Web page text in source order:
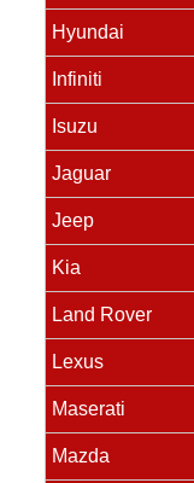
Hyundai
Infiniti
Isuzu
Jaguar
Jeep
Kia
Land Rover
Lexus
Maserati
Mazda